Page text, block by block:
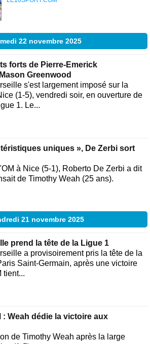
22 novembre 2025
forts de Pierre-Emerick
Greenwood
s'est largement imposé sur la
(1-5), vendredi soir, en ouverture de
1. Le...
uniques », De Zerbi sort
à Nice (5-1), Roberto De Zerbi a dit
de Timothy Weah (25 ans).
21 novembre 2025
prend la tête de la Ligue 1
a provisoirement pris la tête de la
Saint-Germain, après une victoire
tient...
: Weah dédie la victoire aux
de Timothy Weah après la large